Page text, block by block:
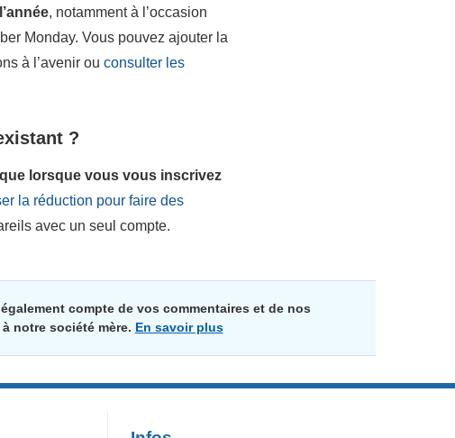
, notamment à l’occasion
Monday. Vous pouvez ajouter la
à l’avenir ou consulter les
?
lorsque vous vous inscrivez
la réduction pour faire des
avec un seul compte.
compte de vos commentaires et de nos
notre société mère. En savoir plus